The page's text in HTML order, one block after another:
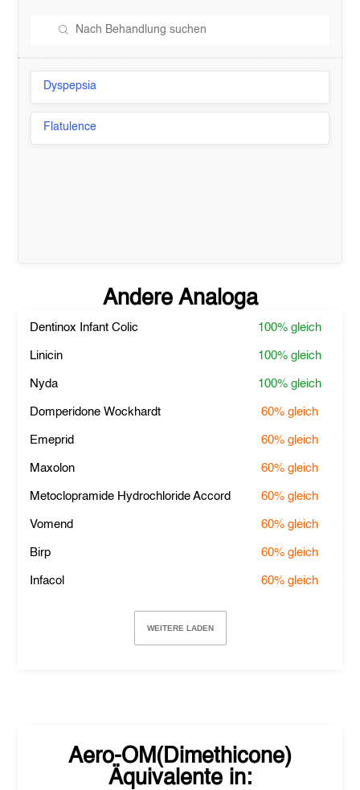
Dyspepsia
Flatulence
Andere Analoga
Dentinox Infant Colic 100% gleich
Linicin 100% gleich
Nyda 100% gleich
Domperidone Wockhardt 60% gleich
Emeprid 60% gleich
Maxolon 60% gleich
Metoclopramide Hydrochloride Accord 60% gleich
Vomend 60% gleich
Birp 60% gleich
Infacol 60% gleich
WEITERE LADEN
Aero-OM(Dimethicone)
Äquivalente in: